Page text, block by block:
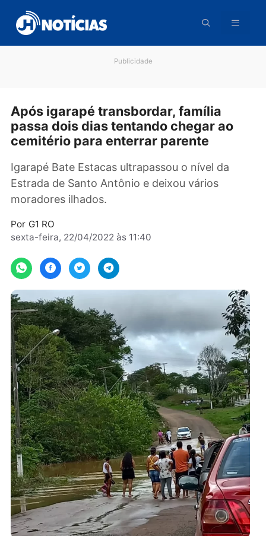
para
conteúdo
Após igarapé transbordar, família
passa dois dias tentando chegar ao
Igarapé Bate Estacas ultrapassou o nível da
Estrada de Santo Antônio e deixou vários
moradores ilhados.
sexta-feira, 22/04/2022 às 11:40